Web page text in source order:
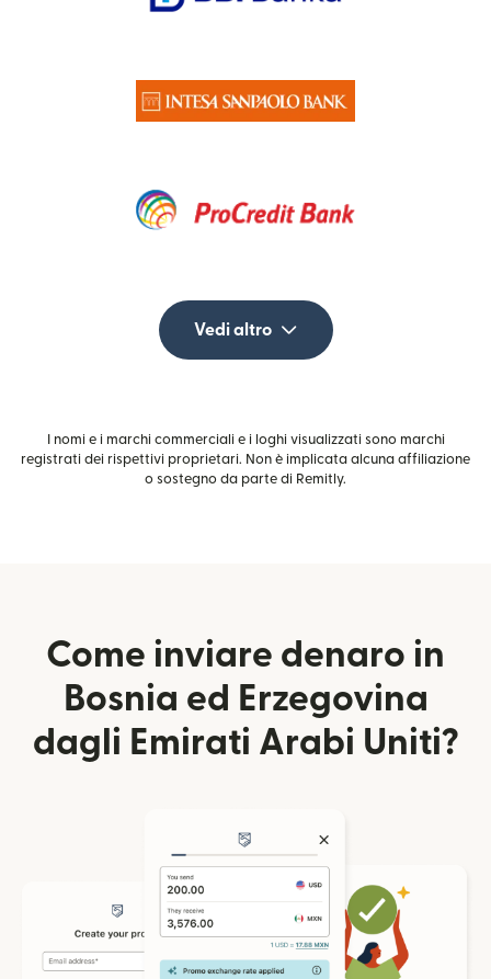
Vedi altro
I nomi e i marchi commerciali e i loghi visualizzati sono marchi
registrati dei rispettivi proprietari. Non è implicata alcuna affiliazione
o sostegno da parte di Remitly.
Come inviare denaro in
Bosnia ed Erzegovina
dagli Emirati Arabi Uniti?